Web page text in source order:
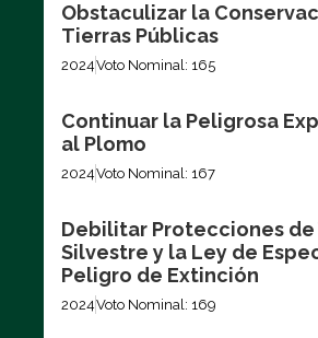
Obstaculizar la
Tierras Públicas
2024Voto Nominal: 165
Continuar la Peligrosa
al Plomo
2024Voto Nominal: 167
Debilitar Protecciones de
Silvestre y la Ley de
Peligro de Extinción
2024Voto Nominal: 169